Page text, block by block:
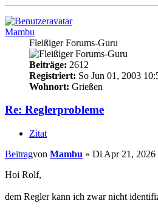
Mambu
Fleißiger Forums-Guru
Beiträge: 2612
Registriert: So Jun 01, 2003
Wohnort: Grießen
Re: Reglerprobleme
Zitat
Beitragvon Mambu » Di Apr 21, 2026
Hoi Rolf,
dem Regler kann ich zwar nicht